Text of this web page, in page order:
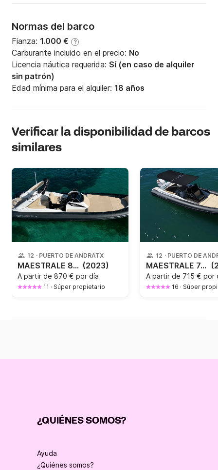
Normas del barco
Fianza: 1.000 € ?
Carburante incluido en el precio: No
Licencia náutica requerida: Sí (en caso de alquiler
sin patrón)
Edad mínima para el alquiler: 18 años
Verificar la disponibilidad de barcos
similares
12 · PUERTO DE ANDRATX
MAESTRALE 820 (2023)
A partir de 870 € por día
11 · Súper propietario
12 · PUERTO DE
MAESTRALE 740 NEW 2025
A partir de 715 € por
16 · Súper
¿QUIÉNES SOMOS?
Ayuda
¿Quiénes somos?